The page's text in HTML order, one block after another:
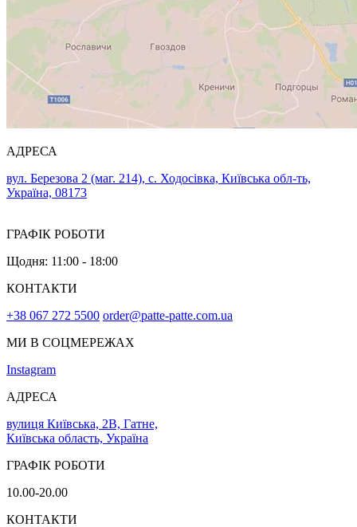
АДРЕСА
вул. Березова 2 (маг. 214), с. Ходосівка, Київська обл-ть,
Україна, 08173
ГРАФІК РОБОТИ
Щодня: 11:00 - 18:00
КОНТАКТИ
+38 067 272 5500 order@patte-patte.com.ua
МИ В СОЦМЕРЕЖАХ
Instagram
АДРЕСА
вулиця Київська, 2В, Гатне,
Київська область, Україна
ГРАФІК РОБОТИ
10.00-20.00
КОНТАКТИ